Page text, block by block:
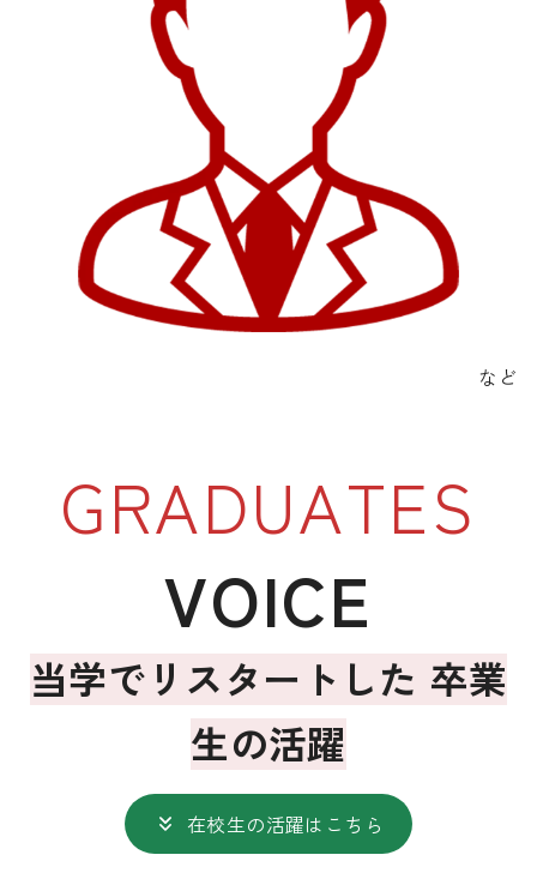
など
GRADUATES
VOICE
当学でリスタートした 卒業
生の活躍
在校生の活躍はこちら